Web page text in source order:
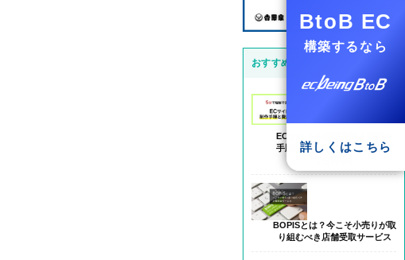
BtoB EC
構築するなら
詳しくはこちら
おすすめ記事
ECサイトの構築方法｜費用や
手順を比較 【Web担当初心者
BOPISとは？今こそ小売りが取
り組むべき店舗受取サービス